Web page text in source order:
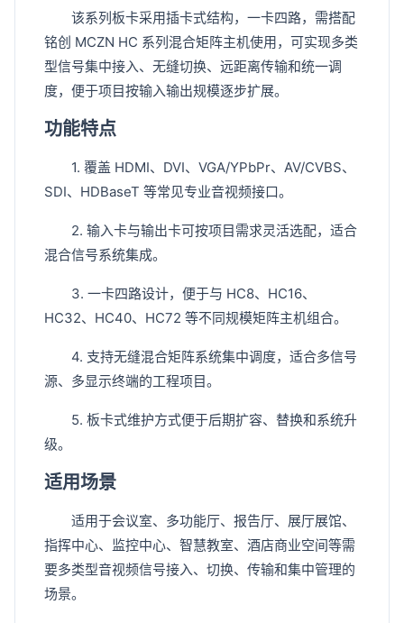
该系列板卡采用插卡式结构，一卡四路，需搭配
铭创 MCZN HC 系列混合矩阵主机使用，可实现多类
型信号集中接入、无缝切换、远距离传输和统一调
度，便于项目按输入输出规模逐步扩展。
功能特点
1. 覆盖 HDMI、DVI、VGA/YPbPr、AV/CVBS、
SDI、HDBaseT 等常见专业音视频接口。
2. 输入卡与输出卡可按项目需求灵活选配，适合
混合信号系统集成。
3. 一卡四路设计，便于与 HC8、HC16、
HC32、HC40、HC72 等不同规模矩阵主机组合。
4. 支持无缝混合矩阵系统集中调度，适合多信号
源、多显示终端的工程项目。
5. 板卡式维护方式便于后期扩容、替换和系统升
级。
适用场景
适用于会议室、多功能厅、报告厅、展厅展馆、
指挥中心、监控中心、智慧教室、酒店商业空间等需
要多类型音视频信号接入、切换、传输和集中管理的
场景。